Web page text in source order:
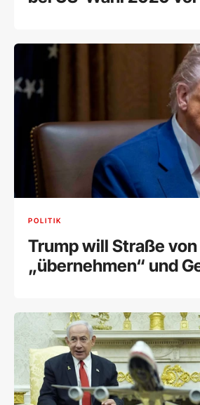
POLITIK
Trump will Straße
„übernehmen“ und